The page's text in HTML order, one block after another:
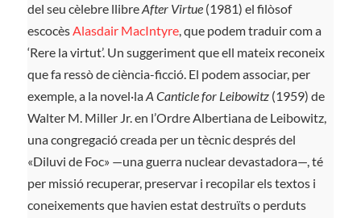
del seu cèlebre llibreAfter Virtue (1981) el filòsof
escocèsAlasdair MacIntyre, que podem traduir com a
‘Rere la virtut’. Un suggeriment que ell mateix reconeix
que fa ressò de ciència-ficció. El podem associar, per
exemple, a la novel·laA Canticle for Leibowitz(1959) de
Walter M. Miller Jr. en l’Ordre Albertiana de Leibowitz,
una congregació creada per un tècnic després del
«Diluvi de Foc» —una guerra nuclear devastadora—, té
per missió recuperar, preservar i recopilar els textos i
coneixements que havien estat destruïts o perduts